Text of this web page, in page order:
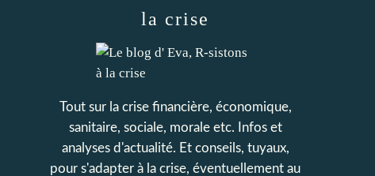
la crise
Tout sur la crise financière, économique,
sanitaire, sociale, morale etc. Infos et
analyses d'actualité. Et conseils, tuyaux,
pour s'adapter à la crise, éventuellement au